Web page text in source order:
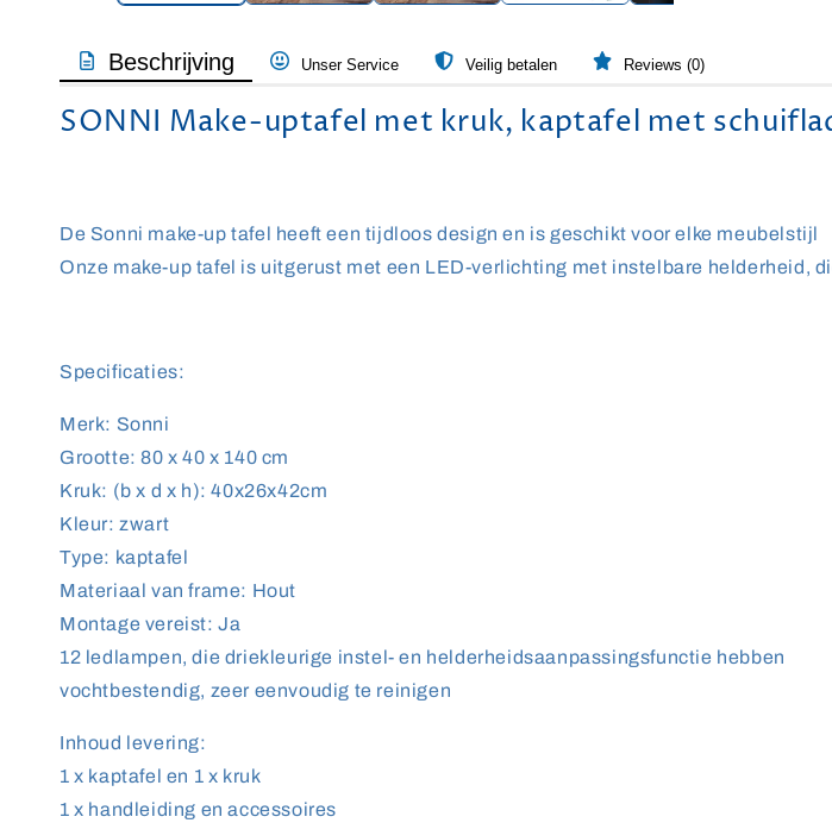
Beschrijving Unser Service Veilig betalen Reviews (0)
SONNI Make-uptafel met kruk, kaptafel met
De Sonni make-up tafel heeft een tijdloos design en is geschikt voor elke meubelstijl
Onze make-up tafel is uitgerust met een LED-verlichting met instelbare helderheid,
Specificaties:
Merk: Sonni
Grootte: 80 x 40 x 140 cm
Kruk: (b x d x h): 40x26x42cm
Kleur: zwart
Type: kaptafel
Materiaal van frame: Hout
Montage vereist: Ja
12 ledlampen, die driekleurige instel- en helderheidsaanpassingsfunctie hebben
vochtbestendig, zeer eenvoudig te reinigen
Inhoud levering:
1 x kaptafel en 1 x kruk
1 x handleiding en accessoires